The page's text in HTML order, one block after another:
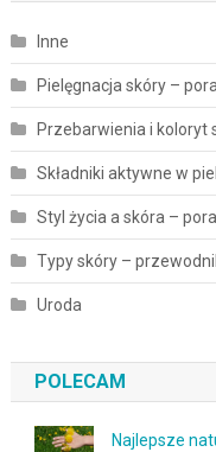
Inne
Pielęgnacja skóry –
Przebarwienia i koloryt
Składniki aktywne w
Styl życia a skóra –
Typy skóry –
Uroda
POLECAM
Najlepsze